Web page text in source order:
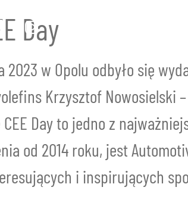
Day
w Opolu odbyło się
Krzysztof Nowosielski
Day to jedno z
od 2014 roku, jest
i inspirujących